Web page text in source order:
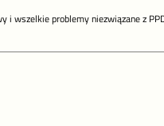
i wszelkie problemy niezwiązane z